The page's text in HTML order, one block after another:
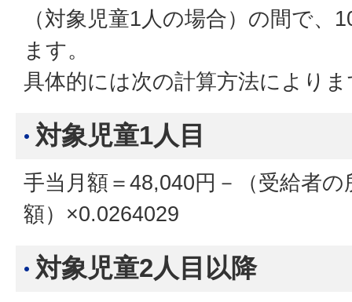
（対象児童1人の場合）の間で、
ます。
具体的には次の計算方法により
対象児童1人目
手当月額＝48,040円－（受給者
額）×0.0264029
対象児童2人目以降